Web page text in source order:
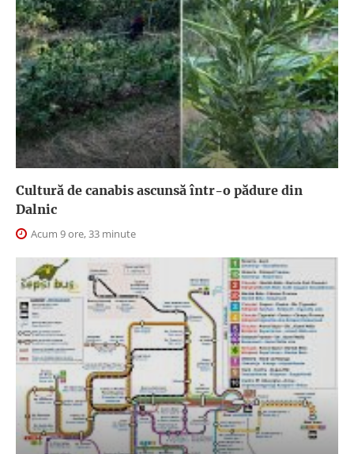
Cultură de canabis ascunsă într-o pădure din
Dalnic
Acum 9 ore, 33 minute